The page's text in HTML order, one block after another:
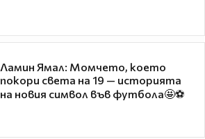
Ламин Ямал: Момчето, което
покори света на 19 — историята
на новия символ във футбола🤩⚽